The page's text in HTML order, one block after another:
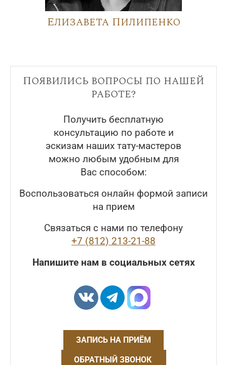
Елизавета Пилипенко
Появились вопросы по нашей
работе?
Получить бесплатную
консультацию по работе и
эскизам наших тату-мастеров
можно любым удобным для
Вас способом:
Воспользоваться онлайн формой записи
на прием
Связаться с нами по телефону
+7 (812) 213-21-88
Напишите нам в социальных сетях
ЗАПИСЬ НА ПРИЁМ
ОБРАТНЫЙ ЗВОНОК